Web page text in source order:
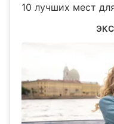
10 лучших мест